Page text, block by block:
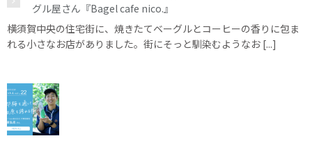
グル屋さん『Bagel cafe nico.』
横須賀中央の住宅街に、焼きたてベーグルとコーヒーの香りに包ま
れる小さなお店がありました。街にそっと馴染むようなお [...]